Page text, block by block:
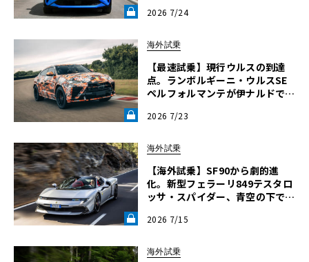
AB》
2026 7/24
海外試乗
【最速試乗】現行ウルスの到達
点。ランボルギーニ・ウルスSE
ペルフォルマンテが伊ナルドで解
VOLANT LAB》
2026 7/23
海外試乗
【海外試乗】SF90から劇的進
化。新型フェラーリ849テスタロ
ッサ・スパイダー、青空の下で1
ィ《LE VOLANT LAB》
2026 7/15
海外試乗